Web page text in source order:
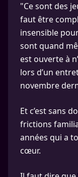
"Ce sont des
faut être
insensible
sont quand
est ouverte à
lors d’un
novembre
Et c’est sans
frictions
années qui a
cœur.